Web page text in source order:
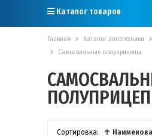
Каталог товаров
Главная Каталог автотехники
Самосвальные полуприцепы
Сортировка: ↑